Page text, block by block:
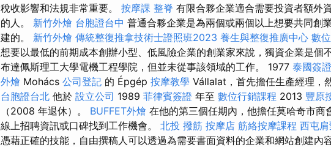
稅收影響和法規非常重要。 按摩課 整脊 有限合夥企業適合需要投資者額外
的人。 新竹外燴 台胞證台中 普通合夥企業是為兩個或兩個以上想要共同創
建的。 新竹外燴 傳統整復推拿技術士證照班2023 養生與整復推廣中心 數
想要以最低的前期成本創辦小型、低風險企業的創業家來說，獨資企業是個
布達佩斯理工大學電機工程學院，但並未從事該領域的工作。 1977 泰國簽證
外燴 Mohács 公司登記 的 Épgép 按摩教學 Vállalat，首先擔任生產經理，
台胞證台北 他於 設立公司 1989 菲律賓簽證 年至 數位行銷課程 2013 豐原
（2008 年退休）。 BUFFET外燴 在他的第三個任期內，他擔任莫哈奇市商
線上招聘資訊或口碑找到工作機會。 北投 撥筋 按摩店 筋絡按摩課程 西屯
憑藉正確的技能，自由撰稿人可以透過為需要書面資料的企業和網站創建內